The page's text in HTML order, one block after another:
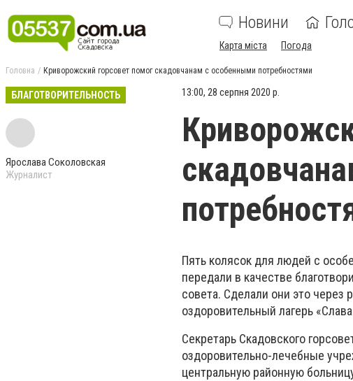
Новини
Карта міста Погода
Головна Криворожский горсовет помог скадовчанам с особенными потребностями
БЛАГОТВОРИТЕЛЬНОСТЬ
Ярослава Соколовская
Журналист
13:00, 28 серпня 2020 р.
Пять колясок для людей с
передали в качестве
совета. Сделали они это через
оздоровительный лагерь
Секретарь Скадовского
оздоровительно-лечебные
центральную районную